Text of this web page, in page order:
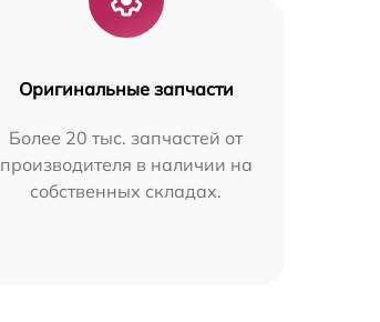
Оригинальные запчасти
Более 20 тыс. запчастей от
производителя в наличии на
собственных складах.